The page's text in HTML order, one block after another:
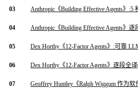
03 Anthropic《Building Effective Agents》:5
04 Anthropic《Building Effective Agents》逐
05 Dex Horthy《12-Factor Agents》:可靠
06 Dex Horthy《12-Factor Agents》逐段全
07 Geoffrey Huntley《Ralph Wiggum 作为